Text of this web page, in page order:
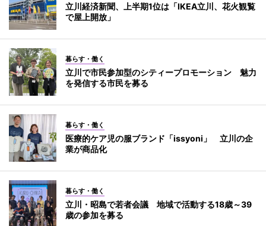
立川経済新聞、上半期1位は「IKEA立川、花火観覧
で屋上開放」
暮らす・働く
立川で市民参加型のシティープロモーション 魅力
を発信する市民を募る
暮らす・働く
医療的ケア児の服ブランド「issyoni」 立川の企
業が商品化
暮らす・働く
立川・昭島で若者会議 地域で活動する18歳～39
歳の参加を募る